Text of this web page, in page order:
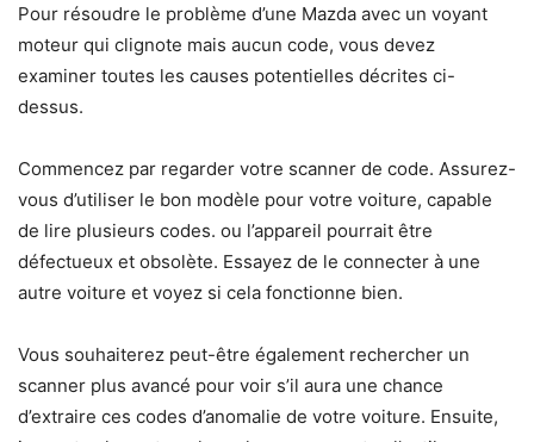
Pour résoudre le problème d’une Mazda avec un voyant
moteur qui clignote mais aucun code, vous devez
examiner toutes les causes potentielles décrites ci-
dessus.
Commencez par regarder votre scanner de code. Assurez-
vous d’utiliser le bon modèle pour votre voiture, capable
de lire plusieurs codes. ou l’appareil pourrait être
défectueux et obsolète. Essayez de le connecter à une
autre voiture et voyez si cela fonctionne bien.
Vous souhaiterez peut-être également rechercher un
scanner plus avancé pour voir s’il aura une chance
d’extraire ces codes d’anomalie de votre voiture. Ensuite,